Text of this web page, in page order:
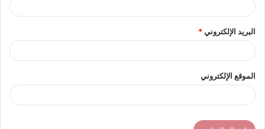
البريد الإلكتروني*
الموقع الإلكتروني